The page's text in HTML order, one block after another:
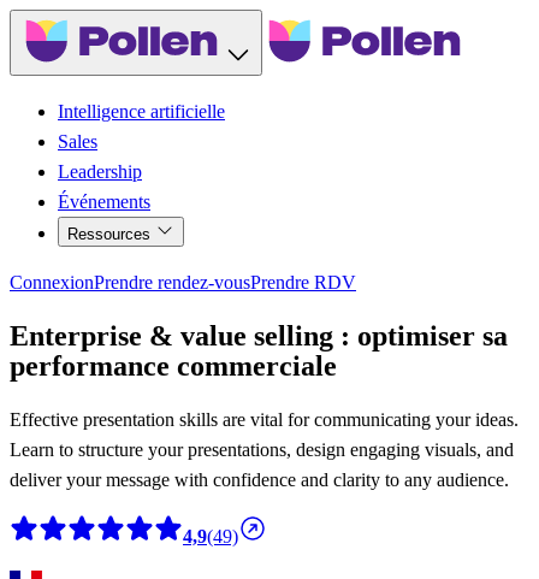
Intelligence artificielle
Sales
Leadership
Événements
Ressources
ConnexionPrendre rendez-vousPrendre RDV
Enterprise & value selling : optimiser sa
performance commerciale
Effective presentation skills are vital for communicating your ideas.
Learn to structure your presentations, design engaging visuals, and
deliver your message with confidence and clarity to any audience.
4,9(49)